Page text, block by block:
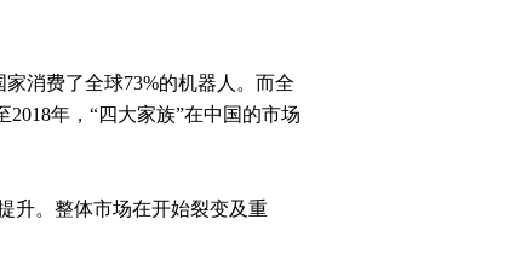
消费了全球73%的机器人。而全
年，“四大家族”在中国的市场
升。整体市场在开始裂变及重